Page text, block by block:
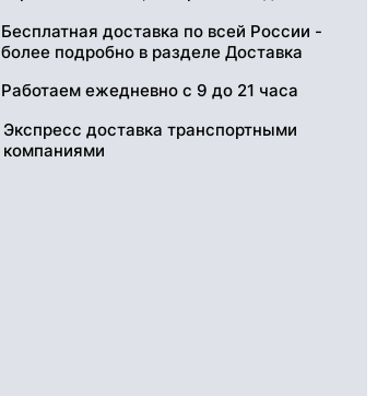
Бесплатная доставка по всей России -
более подробно в разделе Доставка
Работаем ежедневно с 9 до 21 часа
Экспресс доставка транспортными
компаниями